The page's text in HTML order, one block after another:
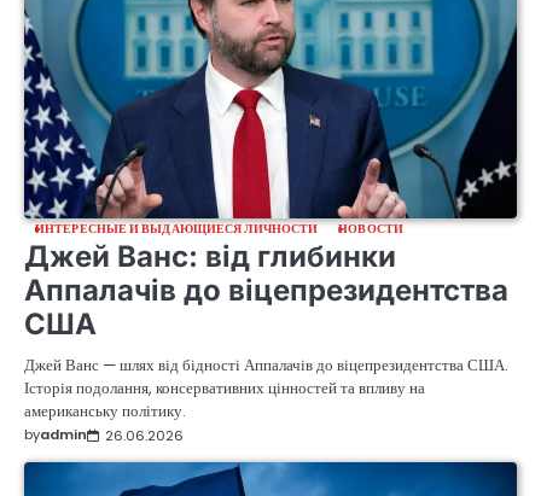
ИНТЕРЕСНЫЕ И ВЫДАЮЩИЕСЯ ЛИЧНОСТИ НОВОСТИ
Джей Ванс: від глибинки
Аппалачів до віцепрезидентства
США
Джей Ванс — шлях від бідності Аппалачів до віцепрезидентства США.
Історія подолання, консервативних цінностей та впливу на
американську політику.
byadmin 26.06.2026